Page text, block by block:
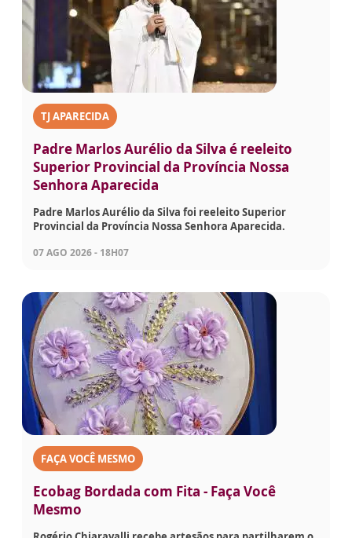
TJ APARECIDA
Padre Marlos Aurélio da Silva é reeleito
Superior Provincial da Província Nossa
Senhora Aparecida
Padre Marlos Aurélio da Silva foi reeleito Superior
Provincial da Província Nossa Senhora Aparecida.
07 AGO 2026 - 18H07
FAÇA VOCÊ MESMO
Ecobag Bordada com Fita - Faça Você
Mesmo